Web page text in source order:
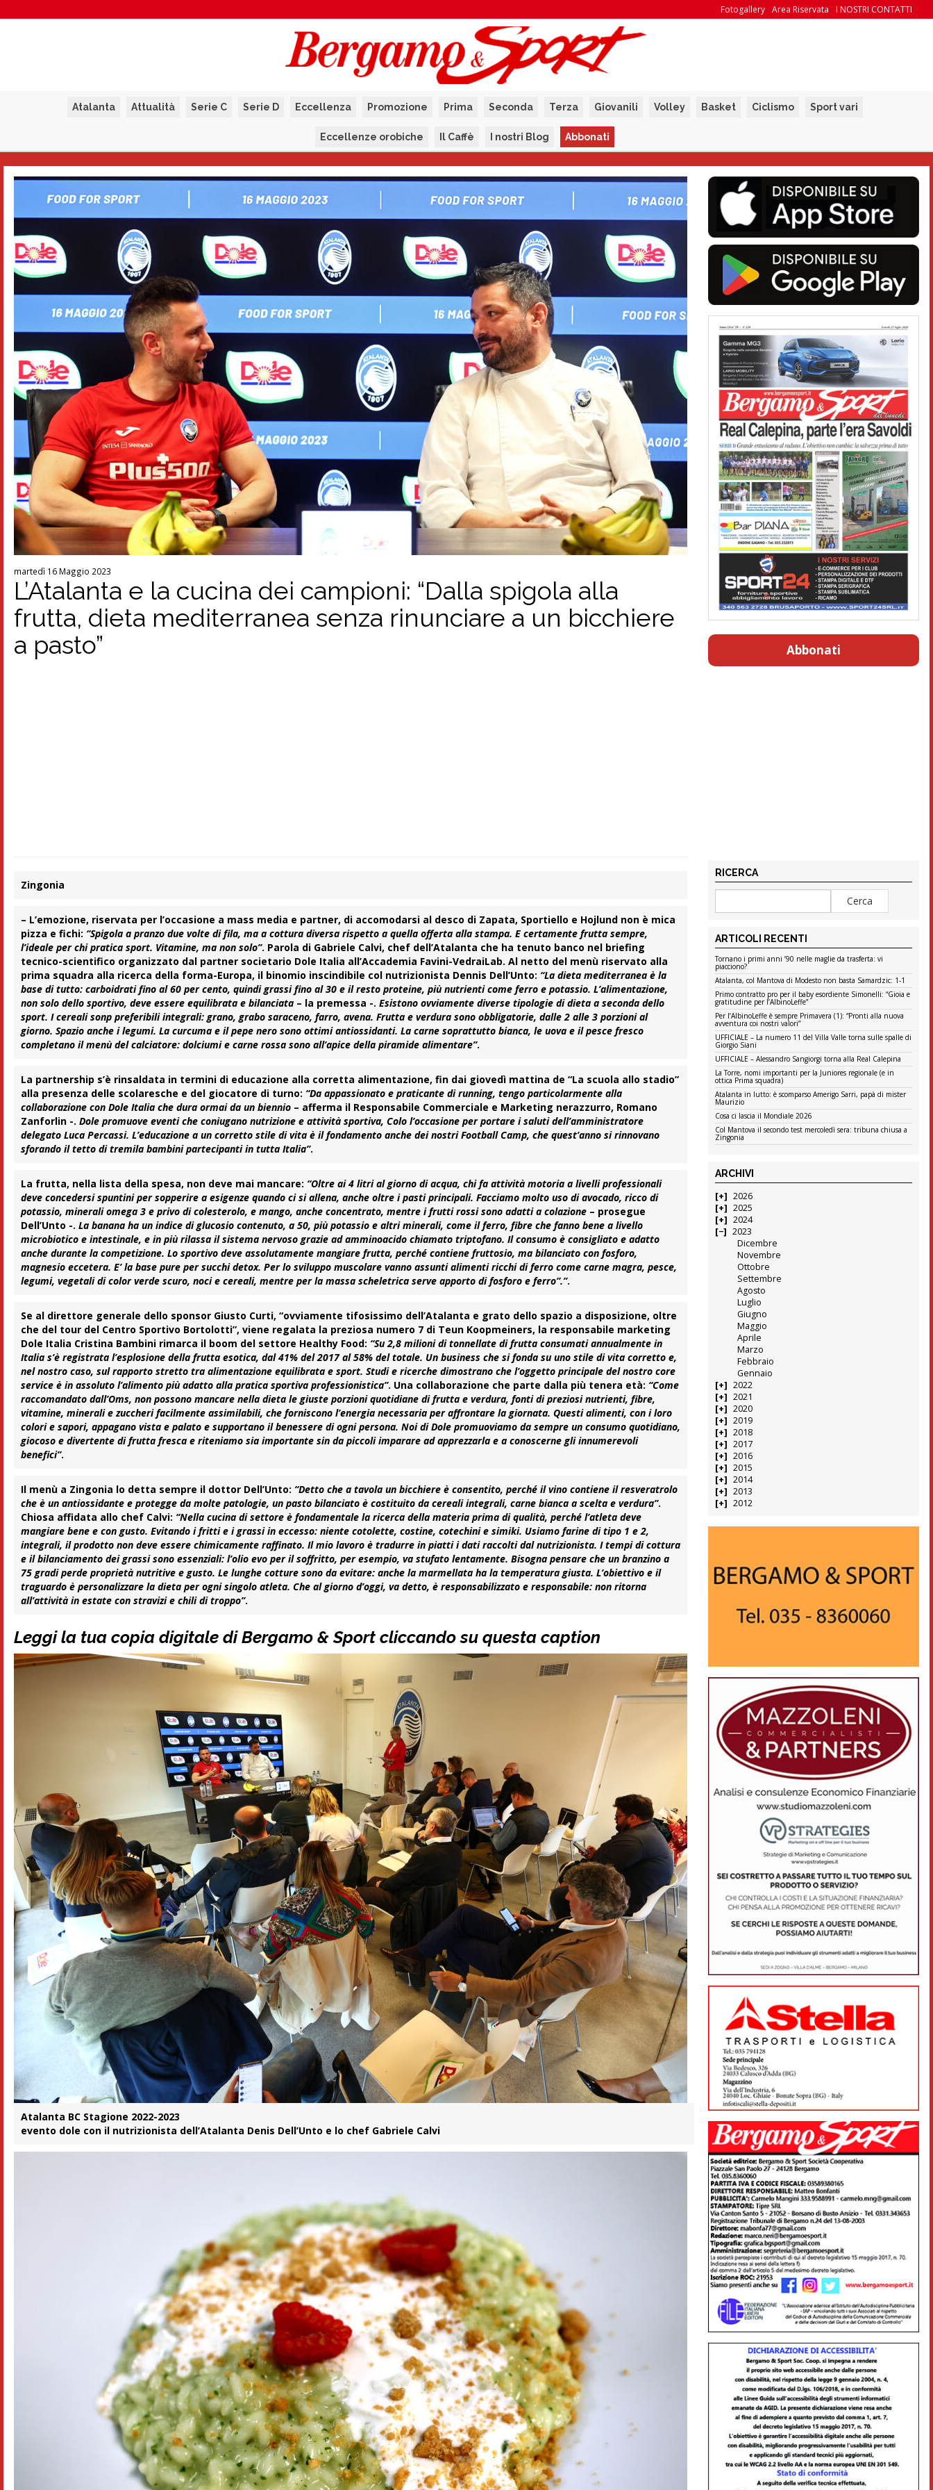
I NOSTRI CONTATTI
Area Riservata
Fotogallery
Atalanta Attualità Serie C Serie D Eccellenza Promozione Prima Seconda Terza Giovanili Volley Basket Ciclismo Sport vari
Eccellenze orobiche Il Caffè I nostri Blog Abbonati
martedì 16 Maggio 2023
L’Atalanta e la cucina dei campioni: “Dalla spigola alla
frutta, dieta mediterranea senza rinunciare a un bicchiere
a pasto”
Zingonia
– L’emozione, riservata per l’occasione a mass media e partner, di accomodarsi al desco di Zapata, Sportiello e Hojlund non è mica
pizza e fichi: “Spigola a pranzo due volte di fila, ma a cottura diversa rispetto a quella offerta alla stampa. E certamente frutta sempre,
l’ideale per chi pratica sport. Vitamine, ma non solo”. Parola di Gabriele Calvi, chef dell’Atalanta che ha tenuto banco nel briefing
tecnico-scientifico organizzato dal partner societario Dole Italia all’Accademia Favini-VedraiLab. Al netto del menù riservato alla
prima squadra alla ricerca della forma-Europa, il binomio inscindibile col nutrizionista Dennis Dell’Unto: “Ladieta mediterranea è la
base di tutto: carboidrati fino al 60 per cento, quindi grassi fino al 30 e il resto proteine, più nutrienti come ferro e potassio. L’alimentazione,
non solo dello sportivo, deve essere equilibrata e bilanciata – la premessa -.Esistono ovviamente diverse tipologie di dieta a seconda dello
sport. I cereali sonp preferibili integrali: grano, grabo saraceno, farro, avena. Frutta e verdura sono obbligatorie, dalle 2 alle 3 porzioni al
giorno. Spazio anche i legumi. La curcuma e il pepe nero sono ottimi antiossidanti. La carne soprattutto bianca, le uova e il pesce fresco
completano il menù del calciatore: dolciumi e carne rossa sono all’apice della piramide alimentare”.
La partnership s’è rinsaldata in termini di educazione alla corretta alimentazione, fin dai giovedì mattina de “La scuola allo stadio”
alla presenza delle scolaresche e del giocatore di turno: “Da appassionato e praticante di running, tengo particolarmente alla
collaborazione conDole Italia che dura ormai da un biennio – afferma il Responsabile Commerciale e Marketing nerazzurro, Romano
Zanforlin -.Dole promuove eventi che coniugano nutrizione e attività sportiva, Colo l’occasione per portare i saluti dell’amministratore
delegatoLuca Percassi. L’educazione a un corretto stile di vita è il fondamento anche dei nostri Football Camp, che quest’anno si rinnovano
sforando il tetto di tremila bambini partecipanti in tutta Italia”.
La frutta, nella lista della spesa, non deve mai mancare: “Oltre ai 4 litri al giorno di acqua, chi fa attività motoria a livelli professionali
deve concedersi spuntini per sopperire a esigenze quando ci si allena, anche oltre i pasti principali. Facciamo molto uso diavocado, ricco di
potassio, minerali omega 3 e privo di colesterolo, emango, anche concentrato, mentre i frutti rossi sono adatti a colazione – prosegue
Dell’Unto -.La banana ha un indice di glucosio contenuto, a 50, più potassio e altri minerali, come il ferro, fibre che fanno bene a livello
microbiotico e intestinale, e in più rilassa il sistema nervoso grazie ad amminoacido chiamatotriptofano. Il consumo è consigliato e adatto
anche durante la competizione. Lo sportivo deve assolutamente mangiare frutta, perché contiene fruttosio, ma bilanciato con fosforo,
magnesio eccetera. E’ la base pure per succhi detox. Per lo sviluppo muscolare vanno assunti alimenti ricchi di ferro come carne magra, pesce,
legumi, vegetali di color verde scuro, noci e cereali, mentre per la massa scheletrica serve apporto di fosforo e ferro”.”.
Se al direttore generale dello sponsor Giusto Curti, “ovviamente tifosissimo dell’Atalanta e grato dello spazio a disposizione, oltre
che del tour del Centro Sportivo Bortolotti”, viene regalata la preziosa numero 7 di Teun Koopmeiners, la responsabile marketing
Dole Italia Cristina Bambini rimarca il boom del settore Healthy Food: “Su 2,8 milioni di tonnellate di frutta consumati annualmente in
Italia s’è registrata l’esplosione della frutta esotica, dal 41% del 2017 al 58% del totale. Un business che si fonda su uno stile di vita corretto e,
nel nostro caso, sul rapporto stretto tra alimentazione equilibrata e sport. Studi e ricerche dimostrano che l’oggetto principale del nostro core
service è in assoluto l’alimento più adatto alla pratica sportiva professionistica”. Una collaborazione che parte dalla più tenera età: “Come
raccomandato dall’Oms, non possono mancare nella dieta le giuste porzioni quotidiane di frutta e verdura, fonti di preziosi nutrienti, fibre,
vitamine, minerali e zuccheri facilmente assimilabili, che forniscono l’energia necessaria per affrontare la giornata. Questi alimenti, con i loro
colori e sapori, appagano vista e palato e supportano il benessere di ogni persona. Noi di Dole promuoviamo da sempre un consumo quotidiano,
giocoso e divertente di frutta fresca e riteniamo sia importante sin da piccoli imparare ad apprezzarla e a conoscerne gli innumerevoli
benefici”.
Il menù a Zingonia lo detta sempre il dottor Dell’Unto: “Detto che a tavola unbicchiere è consentito, perché il vino contiene ilresveratrolo
che è un antiossidante e protegge da molte patologie, un pasto bilanciato è costituito da cereali integrali, carne bianca a scelta e verdura”.
Chiosa affidata allo chef Calvi: “Nella cucina di settore è fondamentale la ricerca della materia prima di qualità, perché l’atleta deve
mangiare bene e con gusto. Evitando i fritti e i grassi in eccesso: niente cotolette, costine, cotechini e simiki. Usiamo farine di tipo 1 e 2,
integrali, il prodotto non deve essere chimicamente raffinato. Il mio lavoro è tradurre in piatti i dati raccolti dal nutrizionista. I tempi di cottura
e il bilanciamento dei grassi sono essenziali: l’olio evo per il soffritto, per esempio, va stufato lentamente. Bisogna pensare che un branzino a
75 gradi perde proprietà nutritive e gusto. Le lunghe cotture sono da evitare: anche la marmellata ha la temperatura giusta. L’obiettivo e il
traguardo è personalizzare la dieta per ogni singolo atleta. Che al giorno d’oggi, va detto, è responsabilizzato e responsabile: non ritorna
all’attività in estate con stravizi e chili di troppo”.
Leggi la tua copia digitale di Bergamo & Sport cliccando su questa caption
Atalanta BC Stagione 2022-2023
evento dole con il nutrizionista dell’Atalanta Denis Dell’Unto e lo chef Gabriele Calvi
Abbonati
RICERCA
ARTICOLI RECENTI
Tornano i primi anni ’90 nelle maglie da trasferta: vi
piacciono?
Atalanta, col Mantova di Modesto non basta Samardzic: 1-1
Primo contratto pro per il baby esordiente Simonelli: “Gioia e
gratitudine per l’AlbinoLeffe”
Per l’AlbinoLeffe è sempre Primavera (1): “Pronti alla nuova
avventura coi nostri valori”
UFFICIALE – La numero 11 del Villa Valle torna sulle spalle di
Giorgio Siani
UFFICIALE – Alessandro Sangiorgi torna alla Real Calepina
La Torre, nomi importanti per la Juniores regionale (e in
ottica Prima squadra)
Atalanta in lutto: è scomparso Amerigo Sarri, papà di mister
Maurizio
Cosa ci lascia il Mondiale 2026
Col Mantova il secondo test mercoledì sera: tribuna chiusa a
Zingonia
ARCHIVI
2026
2025
2024
2023
Dicembre
Novembre
Ottobre
Settembre
Agosto
Luglio
Giugno
Maggio
Aprile
Marzo
Febbraio
Gennaio
2022
2021
2020
2019
2018
2017
2016
2015
2014
2013
2012